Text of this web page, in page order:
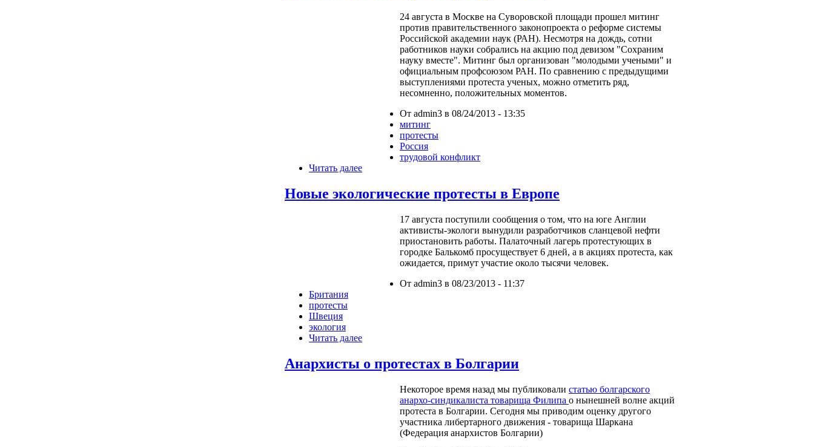
24 августа в Москве на Суворовской площади прошел митинг
против правительственного законопроекта о реформе системы
Российской академии наук (РАН). Несмотря на дождь, сотни
работников науки собрались на акцию под девизом "Сохраним
науку вместе". Митинг был организован "молодыми учеными" и
официальным профсоюзом РАН. По сравнению с предыдущими
выступлениями протеста ученых, можно отметить ряд,
несомненно, положительных моментов.
От admin3 в 08/24/2013 - 13:35
митинг
протесты
Россия
трудовой конфликт
Читать далее
Новые экологические протесты в Европе
17 августа поступили сообщения о том, что на юге Англии
активисты-экологи вынудили разработчиков сланцевой нефти
приостановить работы. Палаточный лагерь протестующих в
городке Балькомб просуществует 6 дней, а в акциях протеста, как
ожидается, примут участие около тысячи человек.
От admin3 в 08/23/2013 - 11:37
Британия
протесты
Швеция
экология
Читать далее
Анархисты о протестах в Болгарии
Некоторое время назад мы публиковали статью болгарского
анархо-синдикалиста товарища Филипа о нынешней волне акций
протеста в Болгарии. Сегодня мы приводим оценку другого
участника либертарного движения - товарища Шаркана
(Федерация анархистов Болгарии)